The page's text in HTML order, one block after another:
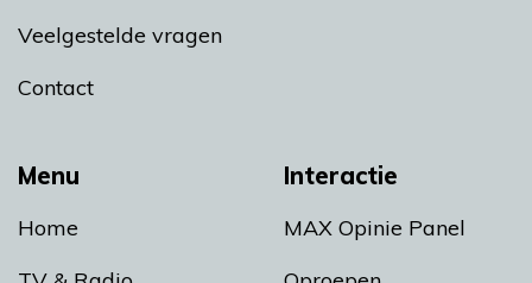
Menu
Home
Interactie
MAX Opinie Panel
Veelgestelde vragen
Contact